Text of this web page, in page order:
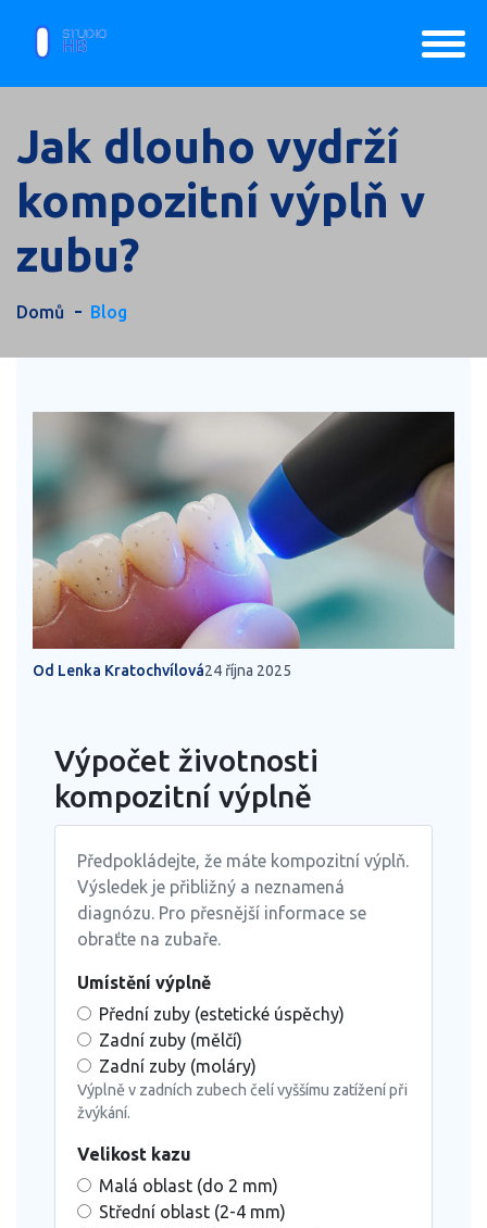
Jak dlouho vydrží
kompozitní výplň v
zubu?
Domů Blog
Od Lenka Kratochvílová24 října 2025
Výpočet životnosti
kompozitní výplně
Předpokládejte, že máte kompozitní výplň.
Výsledek je přibližný a neznamená
diagnózu. Pro přesnější informace se
obraťte na zubaře.
Umístění výplně
Přední zuby (estetické úspěchy)
Zadní zuby (mělčí)
Zadní zuby (moláry)
Výplně v zadních zubech čelí vyššímu zatížení při
žvýkání.
Velikost kazu
Malá oblast (do 2 mm)
Střední oblast (2-4 mm)